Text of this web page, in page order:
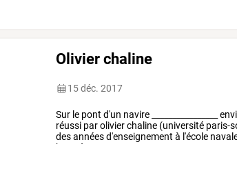
Olivier chaline
15 déc. 2017
Sur le pont d'un navire
réussi parolivierchaline (université paris-
desannéesd'enseignement à l'école
brest
à